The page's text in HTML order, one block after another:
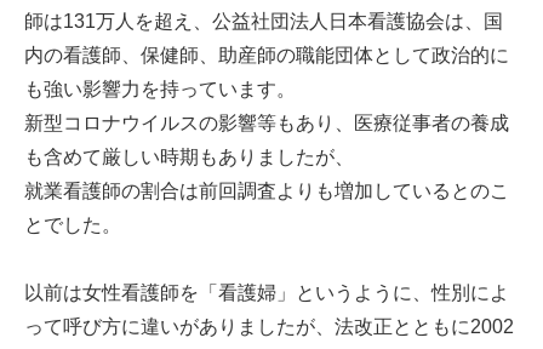
師は131万人を超え、公益社団法人日本看護協会は、国
内の看護師、保健師、助産師の職能団体として政治的に
も強い影響力を持っています。
新型コロナウイルスの影響等もあり、医療従事者の養成
も含めて厳しい時期もありましたが、
就業看護師の割合は前回調査よりも増加しているとのこ
とでした。
以前は女性看護師を「看護婦」というように、性別によ
って呼び方に違いがありましたが、法改正とともに2002